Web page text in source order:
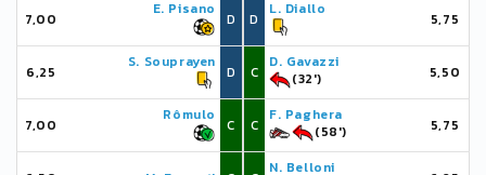
7,00
E. Pisano
D
6,25
S. Souprayen
D
7,00
Rômulo
C
D
L. Diallo
5,75
C
D. Gavazzi
(32')
5,50
C
F. Paghera
(58')
5,75
N. Belloni